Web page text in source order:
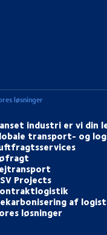
løsninger
industri er vi din
transport- og
Projects
af
løsninger